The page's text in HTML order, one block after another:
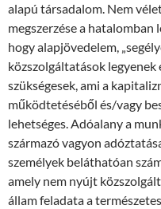
alapú társadalom. Nem
megszerzése a
hogy alapjövedelem,
közszolgáltatások legyenek
szükségesek, ami a
működtetéséből és/vagy
lehetséges. Adóalany a
származó vagyon
személyek beláthatóan
amely nem nyújt
állam feladata a